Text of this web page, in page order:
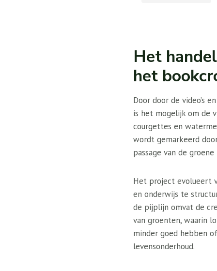
Het
het
Door door de video’s
is het mogelijk om de
courgettes en
wordt gemarkeerd
passage van de
Het project evolueert
en onderwijs te
de pijplijn omvat de
van groenten, waarin
minder goed hebben
levensonderhoud.